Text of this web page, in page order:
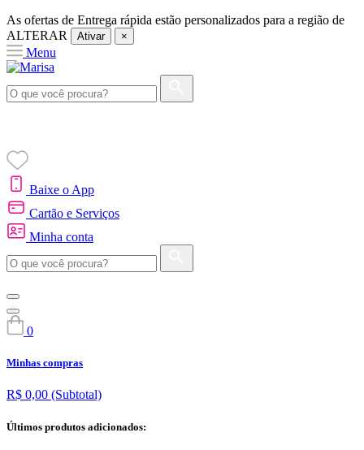
As ofertas de Entrega rápida estão personalizados para a região de
ALTERAR
Ativar ×
Menu
Baixe o App
Cartão e Serviços
Minha conta
0
Minhas compras
R$ 0,00 (Subtotal)
Últimos produtos adicionados: